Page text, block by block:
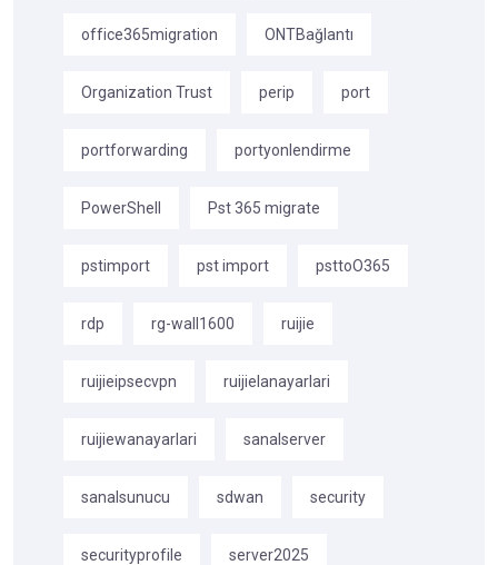
office365migration ONTBağlantı
Organization Trust perip port
portforwarding portyonlendirme
PowerShell Pst 365 migrate
pstimport pst import psttoO365
rdp rg-wall1600 ruijie
ruijieipsecvpn ruijielanayarlari
ruijiewanayarlari sanalserver
sanalsunucu sdwan security
securityprofile server2025